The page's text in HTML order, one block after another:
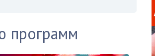
программ